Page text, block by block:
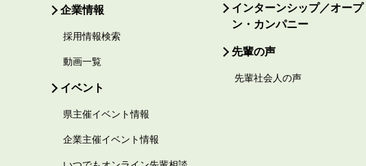
企業情報
採用情報検索
動画一覧
イベント
県主催イベント情報
企業主催イベント情報
インターンシップ／オープ
ン・カンパニー
先輩の声
先輩社会人の声